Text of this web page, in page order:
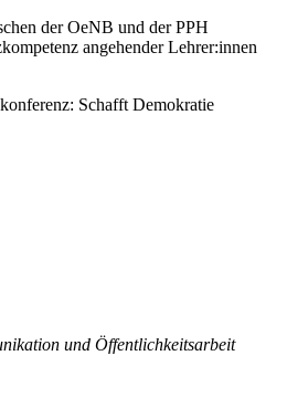
der OeNB und der PPH
angehender Lehrer:innen
Schafft Demokratie
und Öffentlichkeitsarbeit